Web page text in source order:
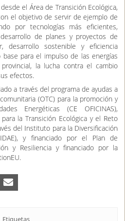
el Área de Transición Ecológica,
el objetivo de servir de ejemplo de
por tecnologías más eficientes,
de planes y proyectos de
desarrollo sostenible y eficiencia
para el impulso de las energías
la lucha contra el cambio
efectos.
a través del programa de ayudas a
(OTC) para la promoción y
Energéticas (CE OFICINAS),
la Transición Ecológica y el Reto
del Instituto para la Diversificación
y financiado por el Plan de
y Resiliencia y financiado por la
Etiquetas